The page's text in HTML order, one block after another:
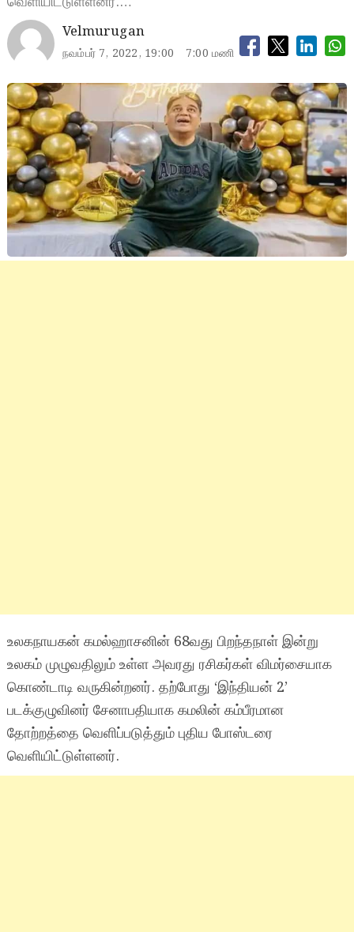
Velmurugan
நவம்பர் 7, 2022, 19:00 7:00 மணி
உலகநாயகன் கமல்ஹாசனின் 68வது பிறந்தநாள் இன்று
உலகம் முழுவதிலும் உள்ள அவரது ரசிகர்கள் விமர்சையாக
கொண்டாடி வருகின்றனர். தற்போது ‘இந்தியன் 2’
படக்குழுவினர் சேனாபதியாக கமலின் கம்பீரமான
தோற்றத்தை வெளிப்படுத்தும் புதிய போஸ்டரை
வெளியிட்டுள்ளனர்.